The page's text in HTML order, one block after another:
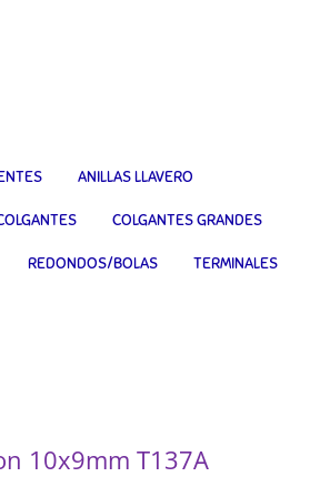
ANILLAS LLAVERO
COLGANTES GRANDES
REDONDOS/BOLAS TERMINALES
10x9mm T137A